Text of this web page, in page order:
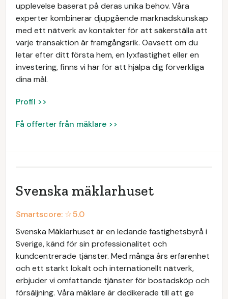
upplevelse baserat på deras unika behov. Våra
experter kombinerar djupgående marknadskunskap
med ett nätverk av kontakter för att säkerställa att
varje transaktion är framgångsrik. Oavsett om du
letar efter ditt första hem, en lyxfastighet eller en
investering, finns vi här för att hjälpa dig förverkliga
dina mål.
Profil >>
Få offerter från mäklare >>
Svenska mäklarhuset
Smartscore: ☆5.0
Svenska Mäklarhuset är en ledande fastighetsbyrå i
Sverige, känd för sin professionalitet och
kundcentrerade tjänster. Med många års erfarenhet
och ett starkt lokalt och internationellt nätverk,
erbjuder vi omfattande tjänster för bostadsköp och
försäljning. Våra mäklare är dedikerade till att ge